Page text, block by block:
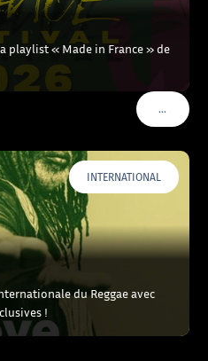
playlist « Made in France » de
…VOIR
INTERNATIONAL
du Reggae avec
!